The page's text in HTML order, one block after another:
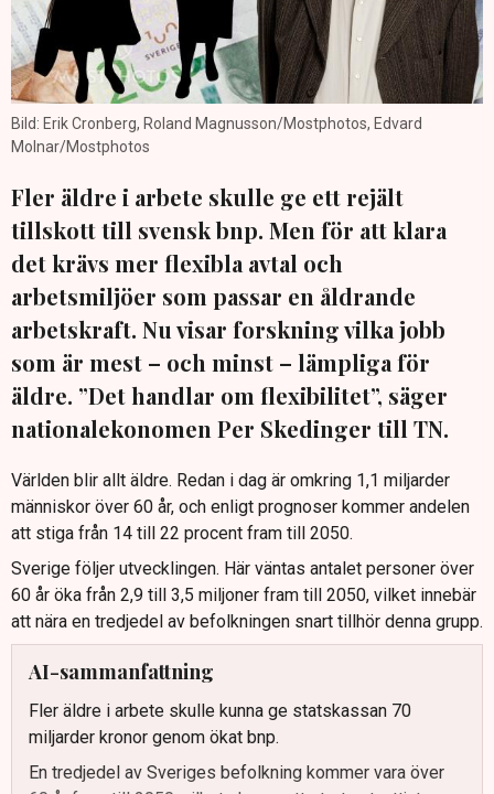
Bild: Erik Cronberg, Roland Magnusson/Mostphotos, Edvard
Molnar/Mostphotos
Fler äldre i arbete skulle ge ett rejält
tillskott till svensk bnp. Men för att klara
det krävs mer flexibla avtal och
arbetsmiljöer som passar en åldrande
arbetskraft. Nu visar forskning vilka jobb
som är mest – och minst – lämpliga för
äldre. ”Det handlar om flexibilitet”, säger
nationalekonomen Per Skedinger till TN.
Världen blir allt äldre. Redan i dag är omkring 1,1 miljarder
människor över 60 år, och enligt prognoser kommer andelen
att stiga från 14 till 22 procent fram till 2050.
Sverige följer utvecklingen. Här väntas antalet personer över
60 år öka från 2,9 till 3,5 miljoner fram till 2050, vilket innebär
att nära en tredjedel av befolkningen snart tillhör denna grupp.
AI-sammanfattning
Fler äldre i arbete skulle kunna ge statskassan 70
miljarder kronor genom ökat bnp.
En tredjedel av Sveriges befolkning kommer vara över